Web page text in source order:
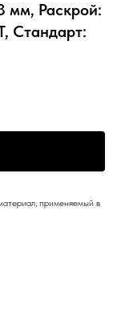
мм, Раскрой:
Стандарт:
применяемый в